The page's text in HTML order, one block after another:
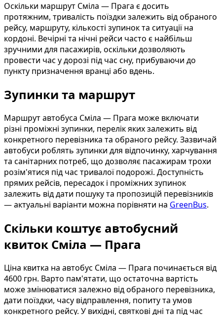
Оскільки маршрут Сміла — Прага є досить
протяжним, тривалість поїздки залежить від обраного
рейсу, маршруту, кількості зупинок та ситуації на
кордоні. Вечірні та нічні рейси часто є найбільш
зручними для пасажирів, оскільки дозволяють
провести час у дорозі під час сну, прибуваючи до
пункту призначення вранці або вдень.
Зупинки та маршрут
Маршрут автобуса Сміла — Прага може включати
різні проміжні зупинки, перелік яких залежить від
конкретного перевізника та обраного рейсу. Зазвичай
автобуси роблять зупинки для відпочинку, харчування
та санітарних потреб, що дозволяє пасажирам трохи
розім'ятися під час тривалої подорожі. Доступність
прямих рейсів, пересадок і проміжних зупинок
залежить від дати пошуку та пропозицій перевізників
— актуальні варіанти можна порівняти на GreenBus.
Скільки коштує автобусний
квиток Сміла — Прага
Ціна квитка на автобус Сміла — Прага починається від
4600 грн. Варто пам'ятати, що остаточна вартість
може змінюватися залежно від обраного перевізника,
дати поїздки, часу відправлення, попиту та умов
конкретного рейсу. У вихідні, святкові дні та під час